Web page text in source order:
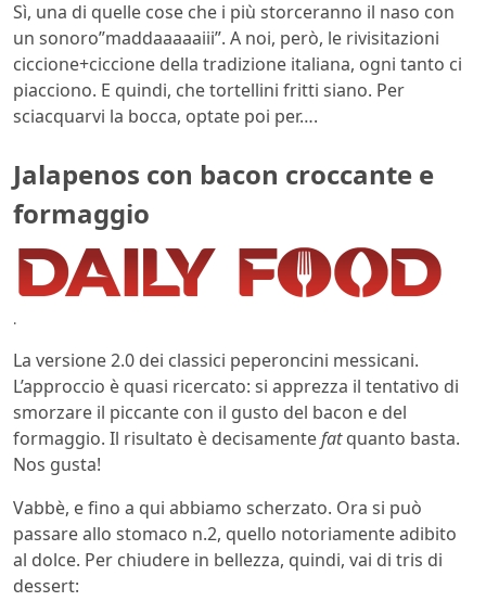
Sì, una di quelle cose che i più storceranno il naso con
un sonoro”maddaaaaaiii”. A noi, però, le rivisitazioni
ciccione+ciccione della tradizione italiana, ogni tanto ci
piacciono. E quindi, che tortellini fritti siano. Per
sciacquarvi la bocca, optate poi per….
Jalapenos con bacon croccante e
formaggio
.
La versione 2.0 dei classici peperoncini messicani.
L’approccio è quasi ricercato: si apprezza il tentativo di
smorzare il piccante con il gusto del bacon e del
formaggio. Il risultato è decisamentefatquanto basta.
Nos gusta!
Vabbè, e fino a qui abbiamo scherzato. Ora si può
passare allo stomaco n.2, quello notoriamente adibito
al dolce. Per chiudere in bellezza, quindi, vai di tris di
dessert: